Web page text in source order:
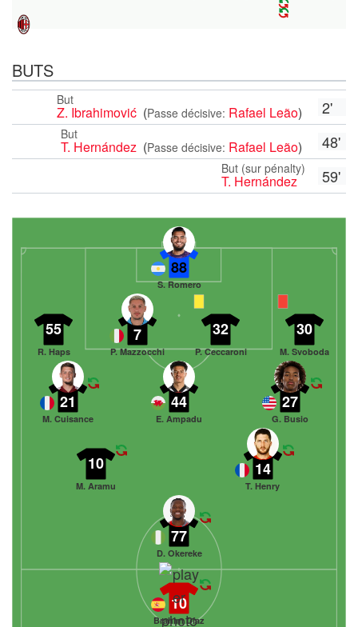
BUTS
2'
But
Z. Ibrahimović (Passe décisive: Rafael Leão)
48'
But
T. Hernández (Passe décisive: Rafael Leão)
59'
But (sur pénalty)
T. Hernández
88
S. Romero
30
M. Svoboda
32
P. Ceccaroni
7
P. Mazzocchi
55
R. Haps
27
G. Busio
44
E. Ampadu
21
M. Cuisance
14
T. Henry
10
M. Aramu
77
D. Okereke
10
Brahim Díaz